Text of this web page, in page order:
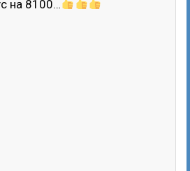
на 8100…